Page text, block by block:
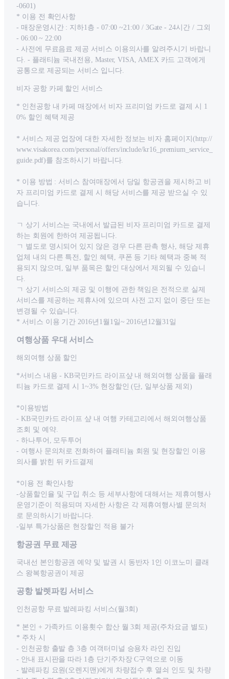
-0601)
* 이용 전 확인사항
- 매장운영시간 : 지하1층 - 07:00 ~21:00 / 3Gate - 24시간 / 그외
- 06:00 ~ 22:00
- 사전에 무료음료 제공 서비스 이용의사를 알려주시기 바랍니
다. - 플래티늄 국내전용, Master, VISA, AMEX 카드 고객에게
공통으로 제공되는 서비스 입니다.
비자 공항 카페 할인 서비스
* 인천공항 내 카페 매장에서 비자 프리미엄 카드로 결제 시 1
0% 할인 혜택 제공
* 서비스 제공 업장에 대한 자세한 정보는 비자 홈페이지(http://
www.visakorea.com/personal/offers/include/kr16_premium_service_
guide.pdf)를 참조하시기 바랍니다.
* 이용 방법 : 서비스 참여매장에서 당일 항공권을 제시하고 비
자 프리미엄 카드로 결제 시 해당 서비스를 제공 받으실 수 있
습니다.
ㄱ 상기 서비스는 국내에서 발급된 비자 프리미엄 카드로 결제
하는 회원에 한하여 제공됩니다.
ㄱ 별도로 명시되어 있지 않은 경우 다른 판촉 행사, 해당 제휴
업체 내의 다른 특전, 할인 혜택, 쿠폰 등 기타 혜택과 중복 적
용되지 않으며, 일부 품목은 할인 대상에서 제외될 수 있습니
다.
ㄱ 상기 서비스의 제공 및 이행에 관한 책임은 전적으로 실제
서비스를 제공하는 제휴사에 있으며 사전 고지 없이 중단 또는
변경될 수 있습니다.
* 서비스 이용 기간 2016년1월1일~ 2016년12월31일
여행상품 우대 서비스
해외여행 상품 할인
*서비스 내용 - KB국민카드 라이프샾 내 해외여행 상품을 플래
티늄 카드로 결제 시 1~3% 현장할인 (단, 일부상품 제외)
*이용방법
- KB국민카드 라이프 샾 내 여행 카테고리에서 해외여행상품
조회 및 예약.
- 하나투어, 모두투어
- 여행사 문의처로 전화하여 플래티늄 회원 및 현장할인 이용
의사를 밝힌 뒤 카드결제
*이용 전 확인사항
-상품할인율 및 구입 취소 등 세부사항에 대해서는 제휴여행사
운영기준이 적용되며 자세한 사항은 각 제휴여행사별 문의처
로 문의하시기 바랍니다.
-일부 특가상품은 현장할인 적용 불가
항공권 무료 제공
국내선 본인항공권 예약 및 발권 시 동반자 1인 이코노미 클래
스 왕복항공권이 제공
공항 발렛파킹 서비스
인천공항 무료 발레파킹 서비스(월3회)
* 본인 + 가족카드 이용횟수 합산 월 3회 제공(주차요금 별도)
* 주차 시
- 인천공항 출발 층 3층 여객터미널 승용차 라인 진입
- 안내 표시판을 따라 1층 단기주차장 C구역으로 이동
- 발레파킹 요원(오렌지맨)에게 차량접수 후 열쇠 인도 및 차량